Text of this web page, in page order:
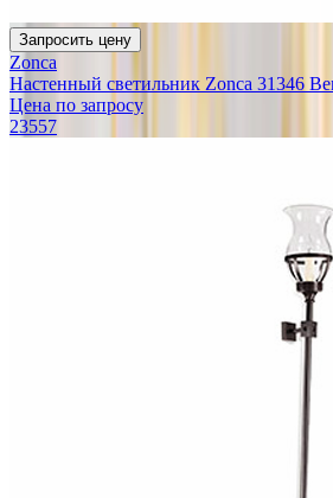
Запросить цену
Zonca
Настенный светильник Zonca 31346
Цена по запросу
23557